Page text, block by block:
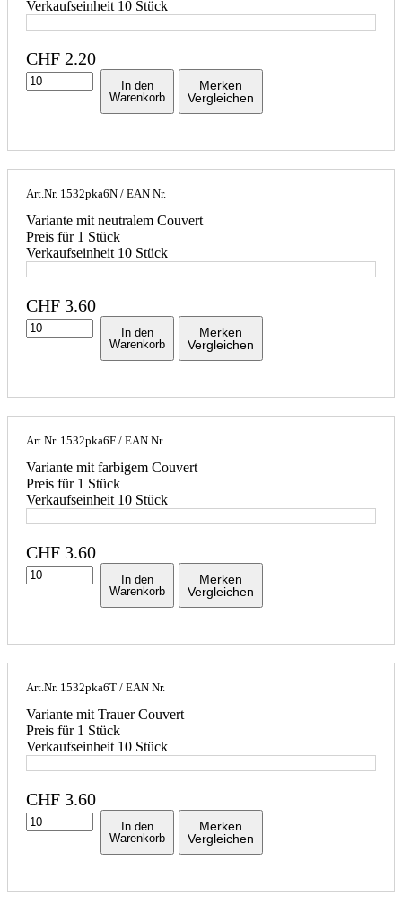
Verkaufseinheit 10 Stück
CHF 2.20
In den
Warenkorb
Merken
Vergleichen
Art.Nr. 1532pka6N / EAN Nr.
Variante mit neutralem Couvert
Preis für 1 Stück
Verkaufseinheit 10 Stück
CHF 3.60
In den
Warenkorb
Merken
Vergleichen
Art.Nr. 1532pka6F / EAN Nr.
Variante mit farbigem Couvert
Preis für 1 Stück
Verkaufseinheit 10 Stück
CHF 3.60
In den
Warenkorb
Merken
Vergleichen
Art.Nr. 1532pka6T / EAN Nr.
Variante mit Trauer Couvert
Preis für 1 Stück
Verkaufseinheit 10 Stück
CHF 3.60
In den
Warenkorb
Merken
Vergleichen